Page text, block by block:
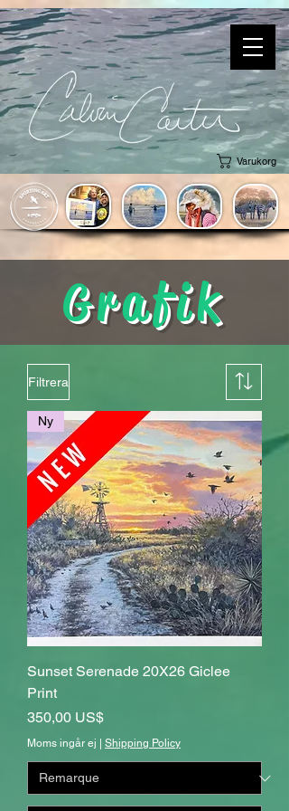
Varukorg
Grafik
Filtrera
Ny
Sunset Serenade 20X26 Giclee
Print
Pris
350,00 US$
Moms ingår ej Shipping Policy